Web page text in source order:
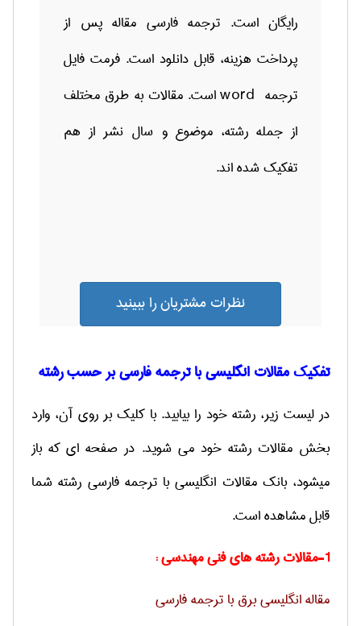
رایگان است. ترجمه فارسی مقاله پس از
پرداخت هزینه، قابل دانلود است. فرمت فایل
ترجمه wordاست. مقالات به طرق مختلف
از جمله رشته، موضوع و سال نشر از هم
تفکیک شده اند.
نظرات مشتریان را ببینید
تفکیک مقالات انگلیسی با ترجمه فارسی بر حسب رشته
در لیست زیر، رشته خود را بیابید. با کلیک بر روی آن، وارد
بخش مقالات رشته خود می شوید. در صفحه ای که باز
میشود، بانک مقالات انگلیسی با ترجمه فارسی رشته شما
قابل مشاهده است.
1-مقالات رشته های فنی مهندسی :
مقاله انگلیسی برق با ترجمه فارسی